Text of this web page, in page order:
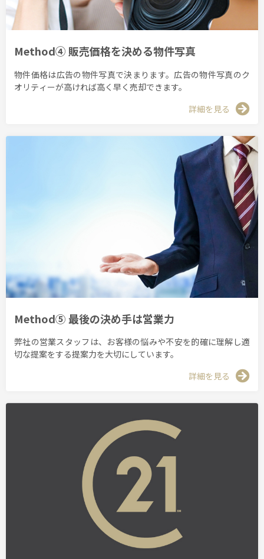
Method④ 販売価格を決める物件写真
物件価格は広告の物件写真で決まります。広告の物件写真のク
オリティーが高ければ高く早く売却できます。
詳細を見る
Method⑤ 最後の決め手は営業力
弊社の営業スタッフは、お客様の悩みや不安を的確に理解し適
切な提案をする提案力を大切にしています。
詳細を見る